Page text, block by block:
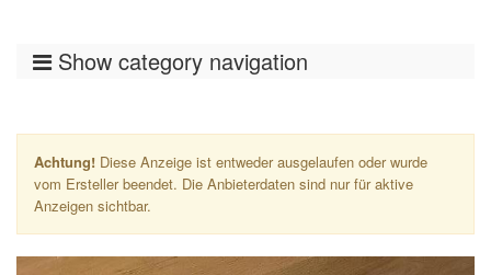
Show category navigation
Achtung! Diese Anzeige ist entweder ausgelaufen oder wurde
vom Ersteller beendet. Die Anbieterdaten sind nur für aktive
Anzeigen sichtbar.